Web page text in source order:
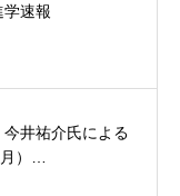
速報
井祐介氏による
）…